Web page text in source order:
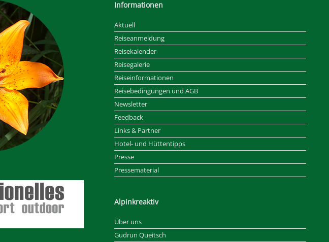
Informationen
Aktuell
Reiseanmeldung
Reisekalender
Reisegalerie
Reiseinformationen
Reisebedingungen und AGB
Newsletter
Feedback
Links & Partner
Hotel- und Hüttentipps
Presse
Pressematerial
Alpinkreaktiv
Über uns
Gudrun Queitsch